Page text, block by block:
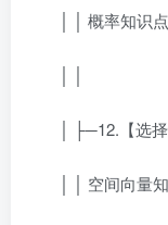
│ │ 概率知识
│ ├─12.【选
│ │ 空间向量